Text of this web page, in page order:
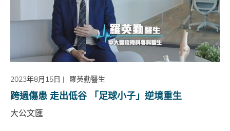
2023年8月15日 | 羅英勤醫生
跨過傷患 走出低谷 「足球小子」逆境重生
大公文匯